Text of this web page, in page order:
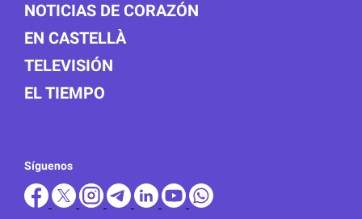
NOTICIAS DE CORAZÓN
EN CASTELLÀ
TELEVISIÓN
EL TIEMPO
Síguenos